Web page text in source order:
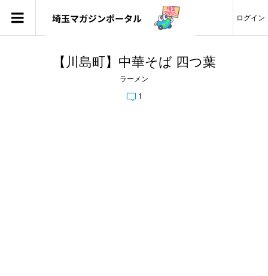
ログイン
【川島町】中華そば 四つ葉
ラーメン
1